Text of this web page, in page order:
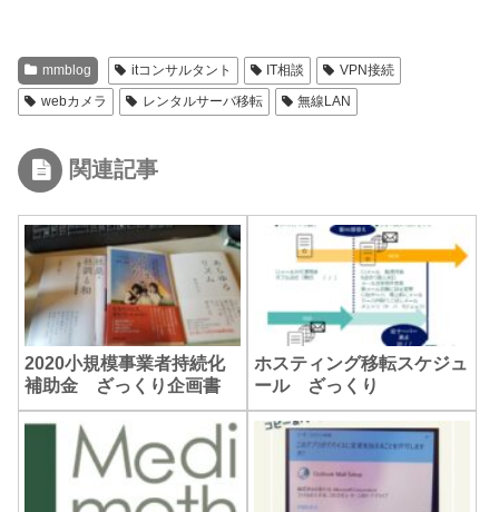
mmblog itコンサルタント IT相談
VPN接続
webカメラ
レンタルサーバ移転 無線LAN
関連記事
2020小規模事業者持続化
補助金 ざっくり企画書
ホスティング移転スケジュ
ール ざっくり